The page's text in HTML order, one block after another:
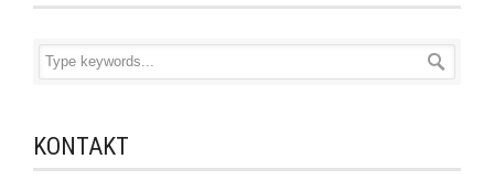
KONTAKT